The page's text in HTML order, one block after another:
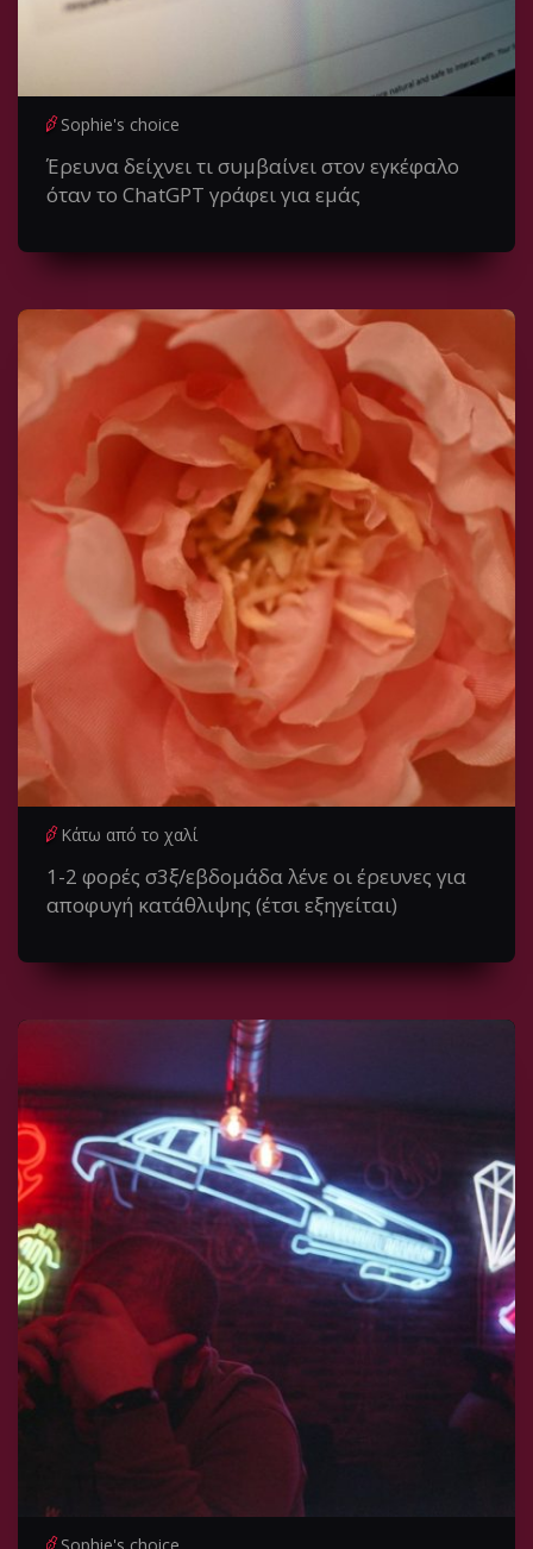
Sophie's choice
Έρευνα δείχνει τι συμβαίνει στον εγκέφαλο
όταν το ChatGPT γράφει για εμάς
Κάτω από το χαλί
1-2 φορές σ3ξ/εβδομάδα λένε οι έρευνες για
αποφυγή κατάθλιψης (έτσι εξηγείται)